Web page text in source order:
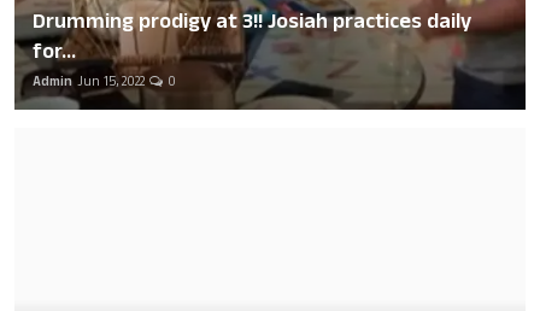
Drumming prodigy at 3!! Josiah practices daily
for...
Admin Jun 15, 2022 0